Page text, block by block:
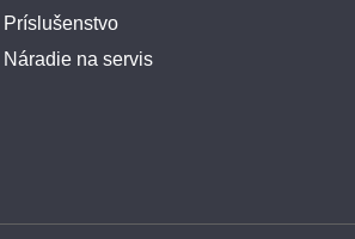
Príslušenstvo
Náradie na servis